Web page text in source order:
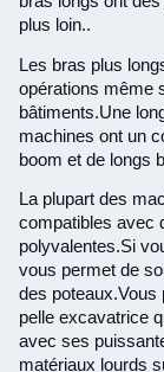
plus loin..
Les bras plus
opérations même
bâtiments.Une
machines ont un
boom et de longs
La plupart des
compatibles avec
polyvalentes.Si
vous permet de
des poteaux.Vous
pelle excavatrice
avec ses
matériaux lourds